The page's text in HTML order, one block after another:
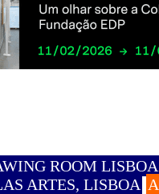
ROOM
ARTES, LISBOA